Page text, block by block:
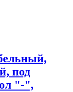
под
"-",